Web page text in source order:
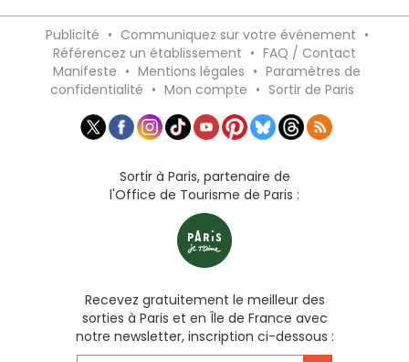
Publicité • Communiquez sur votre événement •
Référencez un établissement • FAQ / Contact
Manifeste • Mentions légales • Paramètres de
confidentialité • Mon compte • Sortir de Paris
Sortir à Paris, partenaire de
l'Office de Tourisme de Paris :
Recevez gratuitement le meilleur des
sorties à Paris et en Île de France avec
notre newsletter, inscription ci-dessous :